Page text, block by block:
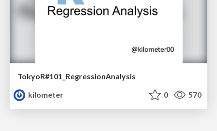
TokyoR#101_RegressionAnalysis
kilometer
0 570